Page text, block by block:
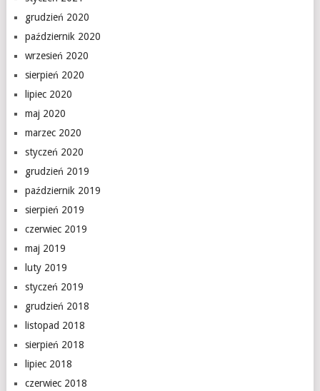
grudzień 2020
październik 2020
wrzesień 2020
sierpień 2020
lipiec 2020
maj 2020
marzec 2020
styczeń 2020
grudzień 2019
październik 2019
sierpień 2019
czerwiec 2019
maj 2019
luty 2019
styczeń 2019
grudzień 2018
listopad 2018
sierpień 2018
lipiec 2018
czerwiec 2018